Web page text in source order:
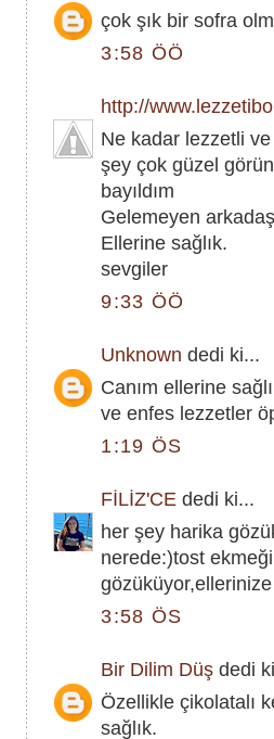
çok şık bir sofra
3:58 ÖÖ
http://
Ne kadar lezzetli
şey çok güzel
bayıldım
Gelemeyen
Ellerine sağlık.
sevgiler
9:33 ÖÖ
Unknown dedi ki...
Canım ellerine
ve enfes lezzetler
1:19 ÖS
FİLİZ'CE dedi ki...
her şey harika
nerede:)tost
3:58 ÖS
Bir Dilim Düş dedi
Özellikle çikolatalı
sağlık.